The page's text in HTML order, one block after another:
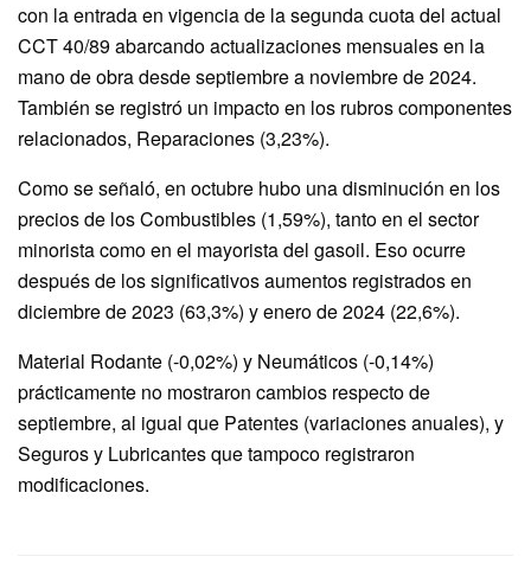
con la entrada en vigencia de la segunda cuota del actual
CCT 40/89 abarcando actualizaciones mensuales en la
mano de obra desde septiembre a noviembre de 2024.
También se registró un impacto en los rubros componentes
relacionados, Reparaciones (3,23%).
Como se señaló, en octubre hubo una disminución en los
precios de los Combustibles (1,59%), tanto en el sector
minorista como en el mayorista del gasoil. Eso ocurre
después de los significativos aumentos registrados en
diciembre de 2023 (63,3%) y enero de 2024 (22,6%).
Material Rodante (-0,02%) y Neumáticos (-0,14%)
prácticamente no mostraron cambios respecto de
septiembre, al igual que Patentes (variaciones anuales), y
Seguros y Lubricantes que tampoco registraron
modificaciones.